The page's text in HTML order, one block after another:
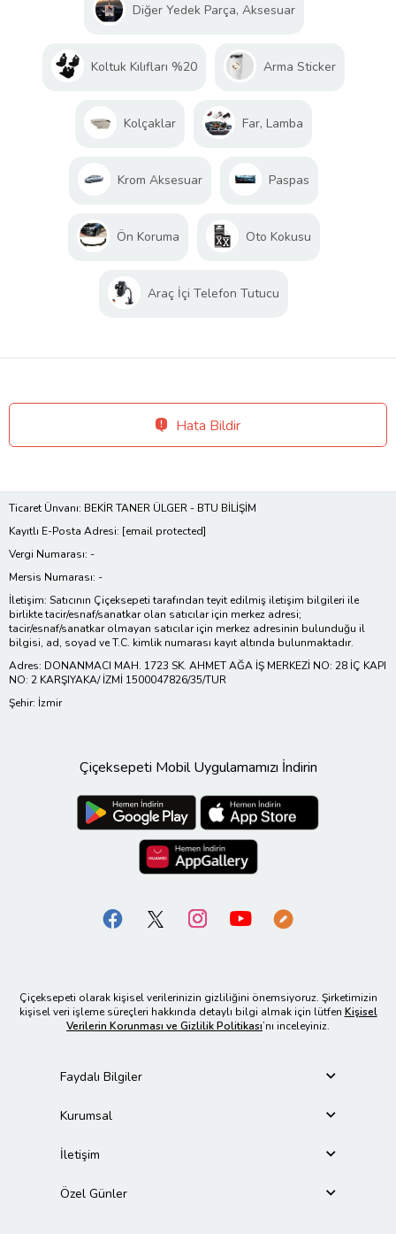
Diğer Yedek Parça, Aksesuar
Koltuk Kılıfları %20 Arma Sticker
Kolçaklar Far, Lamba
Krom Aksesuar Paspas
Ön Koruma Oto Kokusu
Araç İçi Telefon Tutucu
Hata Bildir
Ticaret Ünvanı: BEKİR TANER ÜLGER - BTU BİLİŞİM
Kayıtlı E-Posta Adresi: [email protected]
Vergi Numarası: -
Mersis Numarası: -
İletişim: Satıcının Çiçeksepeti tarafından teyit edilmiş iletişim bilgileri ile
birlikte tacir/esnaf/sanatkar olan satıcılar için merkez adresi;
tacir/esnaf/sanatkar olmayan satıcılar için merkez adresinin bulunduğu il
bilgisi, ad, soyad ve T.C. kimlik numarası kayıt altında bulunmaktadır.
Adres: DONANMACI MAH. 1723 SK. AHMET AĞA İŞ MERKEZİ NO: 28 İÇ KAPI
NO: 2 KARŞIYAKA/ İZMİ 1500047826/35/TUR
Şehir: İzmir
Çiçeksepeti Mobil Uygulamamızı İndirin
Çiçeksepeti olarak kişisel verilerinizin gizliliğini önemsiyoruz. Şirketimizin
kişisel veri işleme süreçleri hakkında detaylı bilgi almak için lütfen Kişisel
Verilerin Korunması ve Gizlilik Politikası’nı inceleyiniz.
Faydalı Bilgiler
Kurumsal
İletişim
Özel Günler